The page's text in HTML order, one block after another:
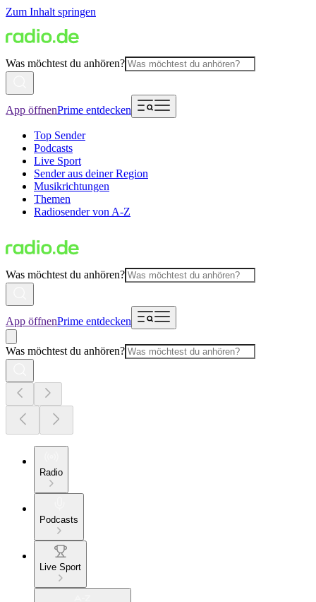
Zum Inhalt springen
Was möchtest du anhören?
App öffnenPrime entdecken
Top Sender
Podcasts
Live Sport
Sender aus deiner Region
Musikrichtungen
Themen
Radiosender von A-Z
Was möchtest du anhören?
App öffnenPrime entdecken
Was möchtest du anhören?
Radio
Podcasts
Live Sport